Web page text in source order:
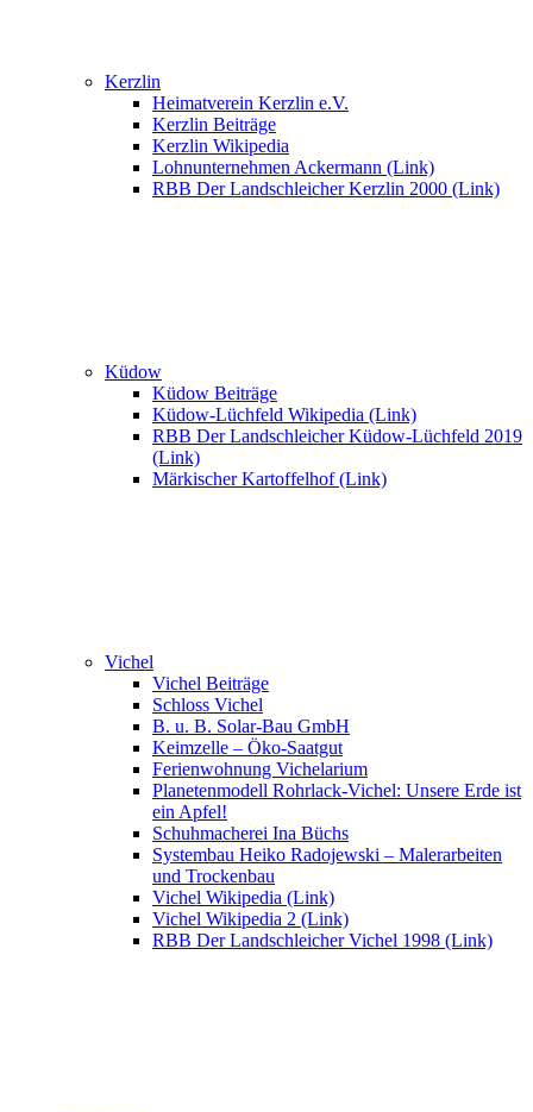
Kerzlin
Heimatverein Kerzlin e.V.
Kerzlin Beiträge
Kerzlin Wikipedia
Lohnunternehmen Ackermann (Link)
RBB Der Landschleicher Kerzlin 2000 (Link)
Küdow
Küdow Beiträge
Küdow-Lüchfeld Wikipedia (Link)
RBB Der Landschleicher Küdow-Lüchfeld 2019
(Link)
Märkischer Kartoffelhof (Link)
Vichel
Vichel Beiträge
Schloss Vichel
B. u. B. Solar-Bau GmbH
Keimzelle – Öko-Saatgut
Ferienwohnung Vichelarium
Planetenmodell Rohrlack-Vichel: Unsere Erde ist
ein Apfel!
Schuhmacherei Ina Büchs
Systembau Heiko Radojewski – Malerarbeiten
und Trockenbau
Vichel Wikipedia (Link)
Vichel Wikipedia 2 (Link)
RBB Der Landschleicher Vichel 1998 (Link)